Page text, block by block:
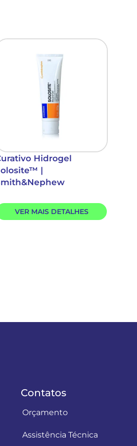
Hidrogel
|
VER MAIS DETALHES
Contatos
Orçamento
Assistência Técnica